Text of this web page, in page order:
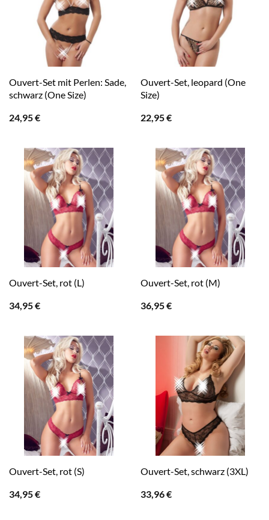
Ouvert-Set mit Perlen: Sade,
schwarz (One Size)
24,95€
Ouvert-Set, leopard (One
Size)
22,95€
Ouvert-Set, rot (L)
34,95€
Ouvert-Set, rot (M)
36,95€
Ouvert-Set, rot (S)
34,95€
Ouvert-Set, schwarz (3XL)
33,96€